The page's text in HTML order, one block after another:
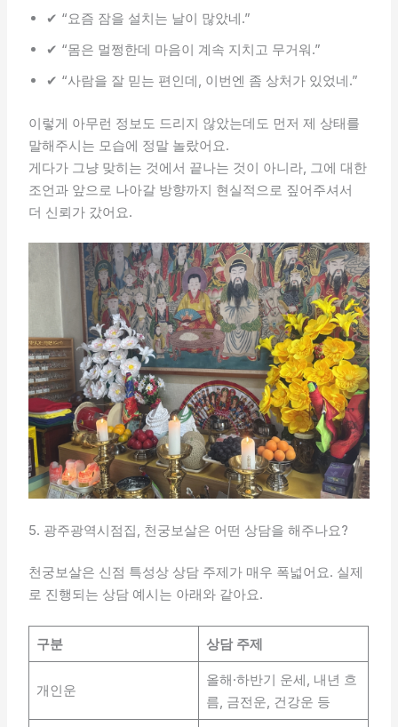
✔ “요즘 잠을 설치는 날이 많았네.”
✔ “몸은 멀쩡한데 마음이 계속 지치고 무거워.”
✔ “사람을 잘 믿는 편인데, 이번엔 좀 상처가 있었네.”
이렇게 아무런 정보도 드리지 않았는데도 먼저 제 상태를
말해주시는 모습에 정말 놀랐어요.
게다가 그냥 맞히는 것에서 끝나는 것이 아니라, 그에 대한
조언과 앞으로 나아갈 방향까지 현실적으로 짚어주셔서
더 신뢰가 갔어요.
5. 광주광역시점집, 천궁보살은 어떤 상담을 해주나요?
천궁보살은 신점 특성상 상담 주제가 매우 폭넓어요. 실제
로 진행되는 상담 예시는 아래와 같아요.
구분 상담 주제
개인운
올해·하반기 운세, 내년 흐
름, 금전운, 건강운 등